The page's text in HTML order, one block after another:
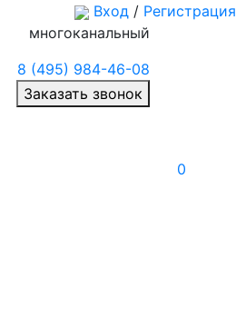
Вход / Регистрация
многоканальный
8 (495) 984-46-08
Заказать звонок
0